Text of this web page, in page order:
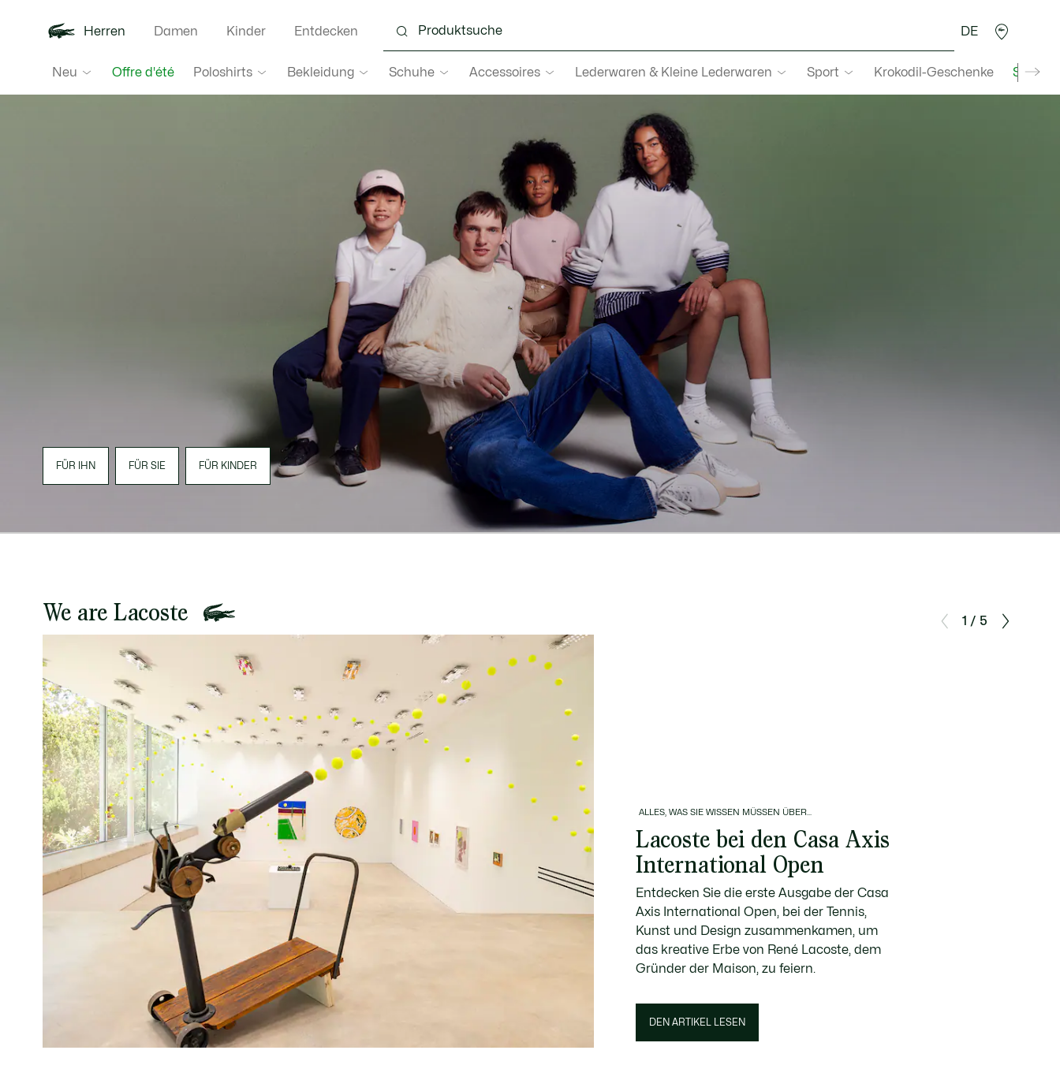
Herren
Neu Offre d'été Poloshirts Bekleidung Schuhe Accessoires Lederwaren & Kleine Lederwaren Sport Krokodil-Geschenke
Damen Kinder Entdecken DE
FÜR IHN FÜR SIE FÜR KINDER
1 / 5
We are Lacoste
ALLES, WAS SIE WISSEN MÜSSEN ÜBER...
Lacoste bei den Casa Axis
International Open
Entdecken Sie die erste Ausgabe der Casa
Axis International Open, bei der Tennis,
Kunst und Design zusammenkamen, um
das kreative Erbe von René Lacoste, dem
Gründer der Maison, zu feiern.
DEN ARTIKEL LESEN